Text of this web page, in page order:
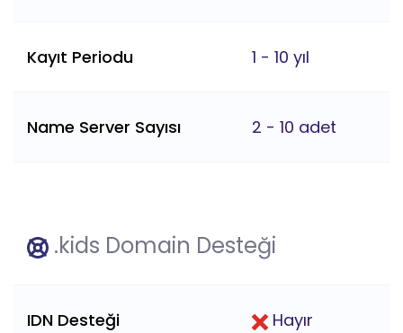
Kayıt Periodu 1 - 10 yıl
Name Server Sayısı 2 - 10 adet
.kids Domain Desteği
IDN Desteği Hayır